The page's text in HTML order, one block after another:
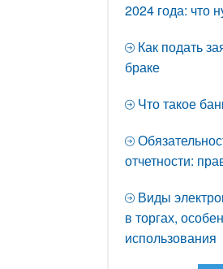
2024 года: что
Как подать
браке
Что такое
отчетности:
Виды
в торгах,
использования